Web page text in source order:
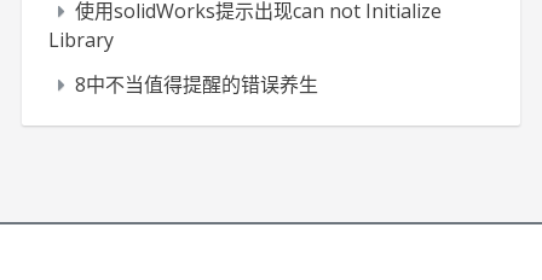
使用solidWorks提示出现can not Initialize
Library
8中不当值得提醒的错误养生